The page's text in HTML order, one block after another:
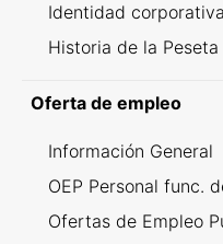
Identidad corporativa
Historia de la Peseta
Oferta de empleo
Información General
OEP Personal func.
Ofertas de Empleo